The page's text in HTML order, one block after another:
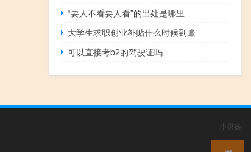
“要人不看要人看”的出处是哪里
大学生求职创业补贴什么时候到账
可以直接考b2的驾驶证吗
小男孩